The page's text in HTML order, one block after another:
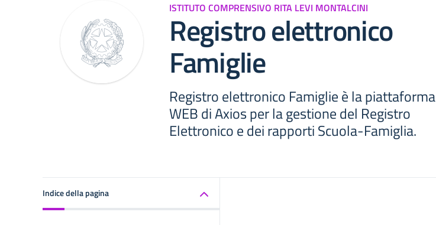
ISTITUTO COMPRENSIVO RITA LEVI MONTALCINI
Registro elettronico
Famiglie
Registro elettronico Famiglie è la piattaforma
WEB di Axios per la gestione del Registro
Elettronico e dei rapporti Scuola-Famiglia.
Indice della pagina